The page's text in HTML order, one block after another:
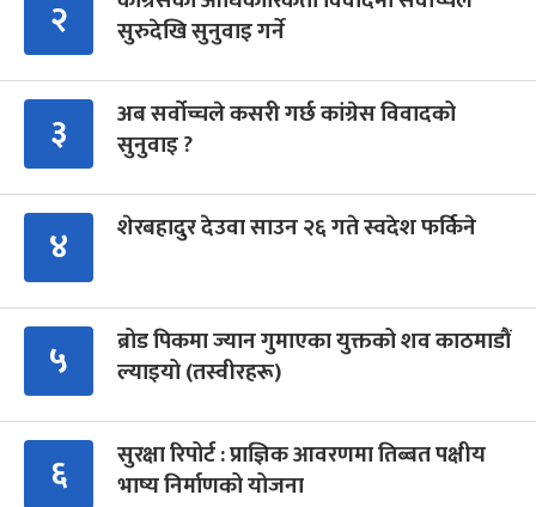
२
सुरुदेखि सुनुवाइ गर्ने
३
अब सर्वोच्चले कसरी गर्छ कांग्रेस विवादको
सुनुवाइ ?
४ शेरबहादुर देउवा साउन २६ गते स्वदेश फर्किने
५
ब्रोड पिकमा ज्यान गुमाएका युक्तको शव काठमाडौं
ल्याइयो (तस्वीरहरू)
६
सुरक्षा रिपोर्ट : प्राज्ञिक आवरणमा तिब्बत पक्षीय
भाष्य निर्माणको योजना